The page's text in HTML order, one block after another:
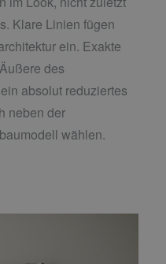
Klare Linien fügen
ein. Exakte
des
absolut reduziertes
neben der
wählen.